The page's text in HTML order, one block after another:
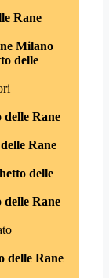
Rane
Milano
delle
Rane
Rane
delle
Rane
delle Rane